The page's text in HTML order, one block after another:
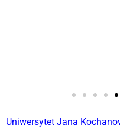
Uniwersytet Jana